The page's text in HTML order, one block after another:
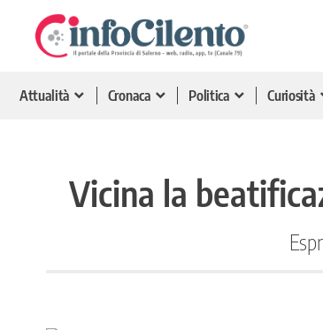
Attualità Cronaca Politica Curiosità
Vicina la